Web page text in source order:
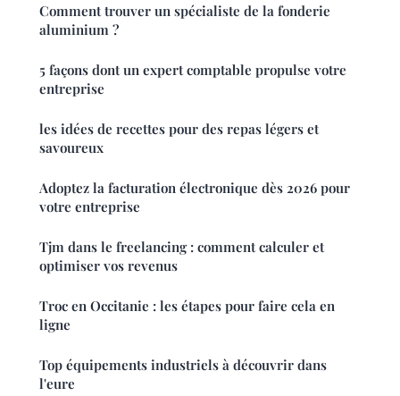
Comment trouver un spécialiste de la fonderie
aluminium ?
5 façons dont un expert comptable propulse votre
entreprise
les idées de recettes pour des repas légers et
savoureux
Adoptez la facturation électronique dès 2026 pour
votre entreprise
Tjm dans le freelancing : comment calculer et
optimiser vos revenus
Troc en Occitanie : les étapes pour faire cela en
ligne
Top équipements industriels à découvrir dans
l'eure